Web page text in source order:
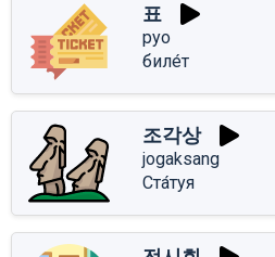
표
pyo
биле́т
조각상
jogaksang
Ста́туя